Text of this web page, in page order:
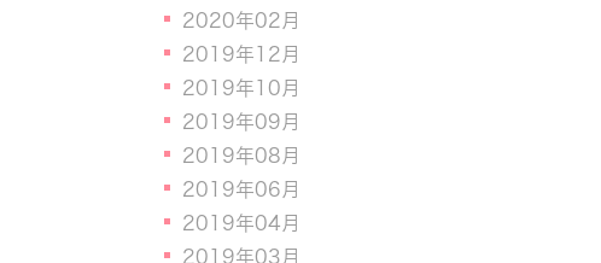
2020年02月
2019年12月
2019年10月
2019年09月
2019年08月
2019年06月
2019年04月
2019年03月